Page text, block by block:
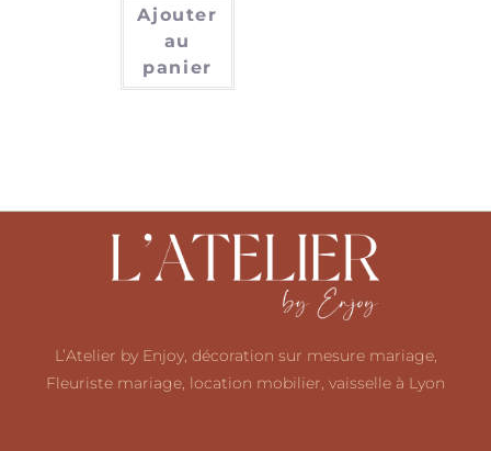
Ajouter
au
panier
L’Atelier by Enjoy, décoration sur mesure mariage,
Fleuriste mariage, location mobilier, vaisselle à Lyon